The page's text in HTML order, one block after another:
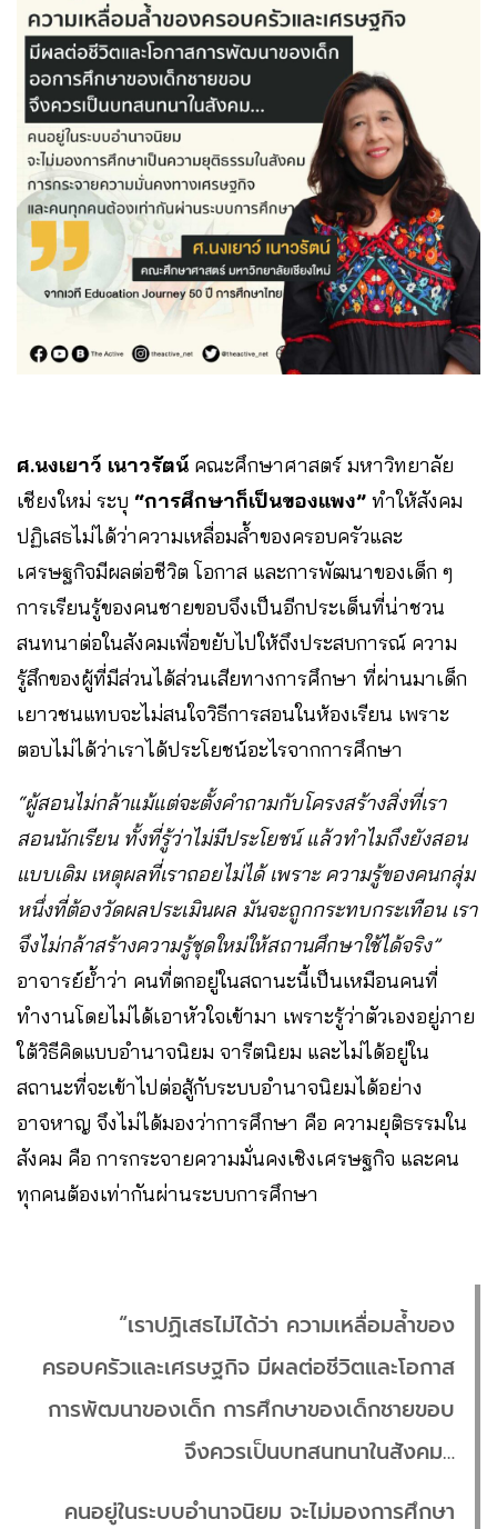
ศ.นงเยาว์ เนาวรัตน์ คณะศึกษาศาสตร์ มหาวิทยาลัย
เชียงใหม่ ระบุ “การศึกษาก็เป็นของแพง” ทำให้สังคม
ปฏิเสธไม่ได้ว่าความเหลื่อมล้ำของครอบครัวและ
เศรษฐกิจมีผลต่อชีวิต โอกาส และการพัฒนาของเด็ก ๆ
การเรียนรู้ของคนชายขอบจึงเป็นอีกประเด็นที่น่าชวน
สนทนาต่อในสังคมเพื่อขยับไปให้ถึงประสบการณ์ ความ
รู้สึกของผู้ที่มีส่วนได้ส่วนเสียทางการศึกษา ที่ผ่านมาเด็ก
เยาวชนแทบจะไม่สนใจวิธีการสอนในห้องเรียน เพราะ
ตอบไม่ได้ว่าเราได้ประโยชน์อะไรจากการศึกษา
“ผู้สอนไม่กล้าแม้แต่จะตั้งคำถามกับโครงสร้างสิ่งที่เรา
สอนนักเรียน ทั้งที่รู้ว่าไม่มีประโยชน์ แล้วทำไมถึงยังสอน
แบบเดิม เหตุผลที่เราถอยไม่ได้ เพราะ ความรู้ของคนกลุ่ม
หนึ่งที่ต้องวัดผลประเมินผล มันจะถูกกระทบกระเทือน เรา
จึงไม่กล้าสร้างความรู้ชุดใหม่ให้สถานศึกษาใช้ได้จริง”
อาจารย์ย้ำว่า คนที่ตกอยู่ในสถานะนี้เป็นเหมือนคนที่
ทำงานโดยไม่ได้เอาหัวใจเข้ามา เพราะรู้ว่าตัวเองอยู่ภาย
ใต้วิธีคิดแบบอำนาจนิยม จารีตนิยม และไม่ได้อยู่ใน
สถานะที่จะเข้าไปต่อสู้กับระบบอำนาจนิยมได้อย่าง
อาจหาญ จึงไม่ได้มองว่าการศึกษา คือ ความยุติธรรมใน
สังคม คือ การกระจายความมั่นคงเชิงเศรษฐกิจ และคน
ทุกคนต้องเท่ากันผ่านระบบการศึกษา
“เราปฏิเสธไม่ได้ว่า ความเหลื่อมล้ำของ
ครอบครัวและเศรษฐกิจ มีผลต่อชีวิตและโอกาส
การพัฒนาของเด็ก การศึกษาของเด็กชายขอบ
จึงควรเป็นบทสนทนาในสังคม…
คนอยู่ในระบบอำนาจนิยม จะไม่มองการศึกษา